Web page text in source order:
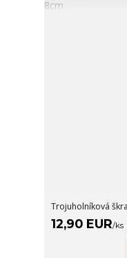
Trojuholníková
12,90 EUR/ks